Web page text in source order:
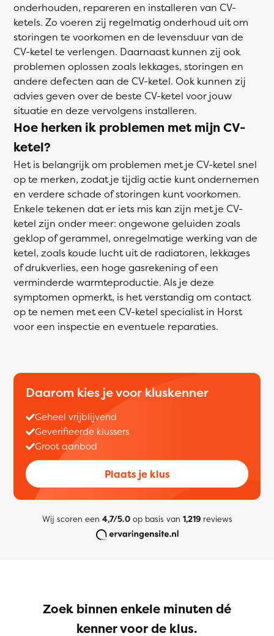
onderhouden, repareren en installeren van CV-
ketels. Zo voeren zij regelmatig onderhoud uit om
storingen te voorkomen en de levensduur van de
CV-ketel te verlengen. Daarnaast kunnen zij ook
problemen oplossen zoals lekkages, storingen en
andere defecten aan de CV-ketel. Ook kunnen zij
advies geven over de beste CV-ketel voor jouw
situatie en deze vervolgens installeren.
Hoe herken ik problemen met mijn CV-
ketel?
Het is belangrijk om problemen met je CV-ketel snel
op te merken, zodat je tijdig actie kunt ondernemen
en verdere schade of storingen kunt voorkomen.
Enkele tekenen dat er iets mis kan zijn met je CV-
ketel zijn onder meer: ongewone geluiden zoals
geklop of gerammel, onregelmatige werking van de
ketel, zoals koude lucht uit de radiatoren, lekkages
of drukverlies, een hoge gasrekening of een
verminderde warmteproductie. Als je deze
symptomen opmerkt, is het verstandig om contact
op te nemen met een CV-ketel specialist in Horst
voor een inspectie en eventuele reparaties.
Daarom kies je voor kluskenner
Geheel vrijblijvend
Geverifieerde klussers
Groot aanbod
Plaats je klus
Wij scoren een 4,7/5.0op basis van 1,219reviews
Zoek binnen enkele minuten dé
kenner voor de klus.